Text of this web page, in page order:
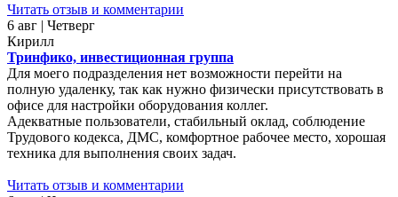
Читать отзыв и комментарии
6 авг | Четверг
Кирилл
Тринфико, инвестиционная группа
Для моего подразделения нет возможности перейти на
полную удаленку, так как нужно физически присутствовать в
офисе для настройки оборудования коллег.
Адекватные пользователи, стабильный оклад, соблюдение
Трудового кодекса, ДМС, комфортное рабочее место, хорошая
техника для выполнения своих задач.
Читать отзыв и комментарии